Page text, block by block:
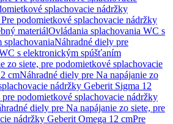
splachovacie nádržky
podomietkové splachovacie nádržky
materiálOvládania splachovania WC s
Náhradné diely pre
s elektronickým spúšťaním
zo siete, pre podomietkové splachovacie
cmNáhradné diely pre Na napájanie zo
nádržky Geberit Sigma 12
pre podomietkové splachovacie nádržky
diely pre Na napájanie zo siete, pre
nádržky Geberit Omega 12 cmPre